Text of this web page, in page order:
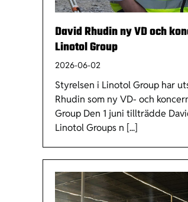
David Rhudin ny VD och
Linotol Group
2026-06-02
Styrelsen i Linotol Group har
Rhudin som ny VD- och
Group Den 1 juni tillträdde
Linotol Groups n [...]